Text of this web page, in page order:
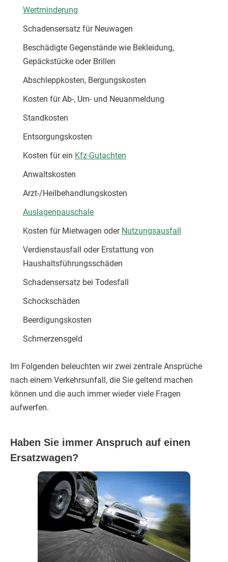
Wertminderung
Schadensersatz für Neuwagen
Beschädigte Gegenstände wie Bekleidung,
Gepäckstücke oder Brillen
Abschleppkosten, Bergungskosten
Kosten für Ab-, Um- und Neuanmeldung
Standkosten
Entsorgungskosten
Kosten für ein Kfz-Gutachten
Anwaltskosten
Arzt-/Heilbehandlungskosten
Auslagenpauschale
Kosten für Mietwagen oder Nutzungsausfall
Verdienstausfall oder Erstattung von
Haushaltsführungsschäden
Schadensersatz bei Todesfall
Schockschäden
Beerdigungskosten
Schmerzensgeld
Im Folgenden beleuchten wir zwei zentrale Ansprüche
nach einem Verkehrsunfall, die Sie geltend machen
können und die auch immer wieder viele Fragen
aufwerfen.
Haben Sie immer Anspruch auf einen
Ersatzwagen?